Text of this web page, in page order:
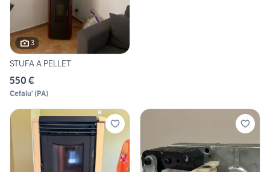
3
STUFA A PELLET
550 €
Cefalu' (PA)